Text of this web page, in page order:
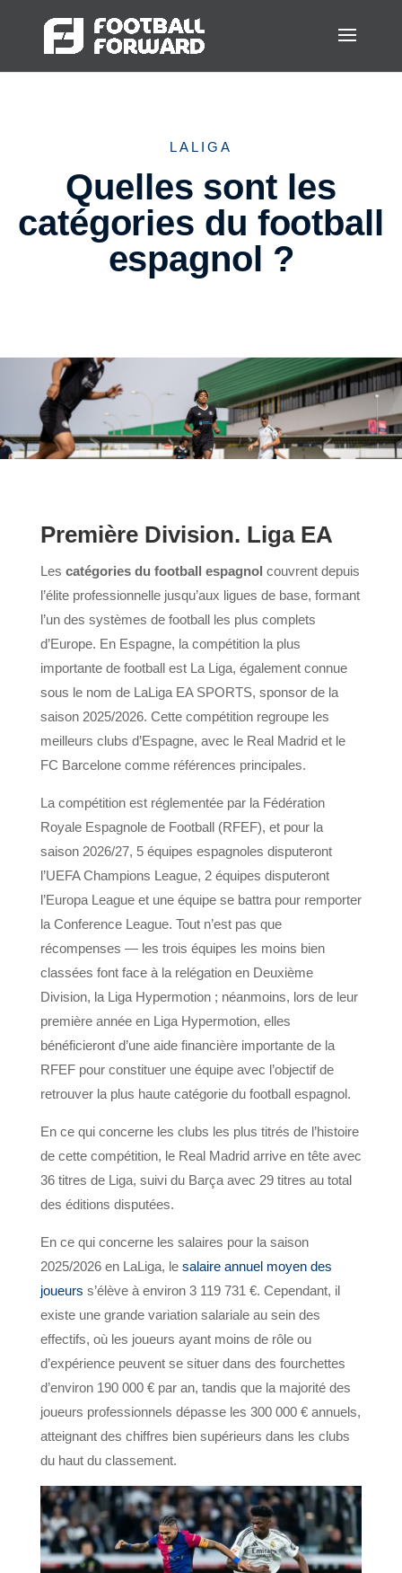
LALIGA
Quelles sont les
catégories du football
espagnol ?
Première Division. Liga EA
Les catégories du football espagnol couvrent depuis
l’élite professionnelle jusqu’aux ligues de base, formant
l’un des systèmes de football les plus complets
d’Europe. En Espagne, la compétition la plus
importante de football est La Liga, également connue
sous le nom de LaLiga EA SPORTS, sponsor de la
saison 2025/2026. Cette compétition regroupe les
meilleurs clubs d’Espagne, avec le Real Madrid et le
FC Barcelone comme références principales.
La compétition est réglementée par la Fédération
Royale Espagnole de Football (RFEF), et pour la
saison 2026/27, 5 équipes espagnoles disputeront
l’UEFA Champions League, 2 équipes disputeront
l’Europa League et une équipe se battra pour remporter
la Conference League. Tout n’est pas que
récompenses — les trois équipes les moins bien
classées font face à la relégation en Deuxième
Division, la Liga Hypermotion ; néanmoins, lors de leur
première année en Liga Hypermotion, elles
bénéficieront d’une aide financière importante de la
RFEF pour constituer une équipe avec l’objectif de
retrouver la plus haute catégorie du football espagnol.
En ce qui concerne les clubs les plus titrés de l’histoire
de cette compétition, le Real Madrid arrive en tête avec
36 titres de Liga, suivi du Barça avec 29 titres au total
des éditions disputées.
En ce qui concerne les salaires pour la saison
2025/2026 en LaLiga, le salaire annuel moyen des
joueurs s’élève à environ 3 119 731 €. Cependant, il
existe une grande variation salariale au sein des
effectifs, où les joueurs ayant moins de rôle ou
d’expérience peuvent se situer dans des fourchettes
d’environ 190 000 € par an, tandis que la majorité des
joueurs professionnels dépasse les 300 000 € annuels,
atteignant des chiffres bien supérieurs dans les clubs
du haut du classement.